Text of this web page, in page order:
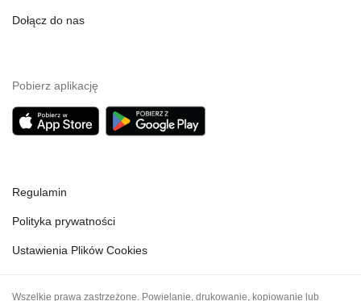
Dołącz do nas
Pobierz aplikację
Regulamin
Polityka prywatności
Ustawienia Plików Cookies
Wszelkie prawa zastrzeżone. Powielanie, drukowanie, kopiowanie lub